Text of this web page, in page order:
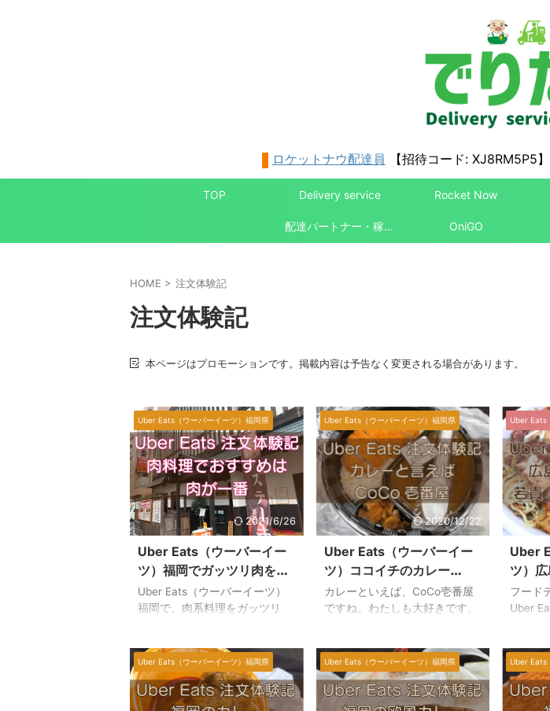
ロケットナウ配達員 【招待コード: XJ8RM5P5
TOP Delivery service Rocket Now
配達パートナー・稼ぎ方 OniGO
HOME > 注文体験記
注文体験記
本ページはプロモーションです。掲載内容は予告なく変更される場合があります。
Uber Eats（ウーバーイーツ）福岡県
2021/6/26
Uber Eats（ウーバーイー
ツ）福岡でガッツリ肉を食
べるなら【肉が一番】がお
すすめ！
Uber Eats（ウーバーイーツ）
福岡で、肉系料理をガッツリ
『肉が一番』が一番おすすめで
す。 満足したので、何度もリピ
ート注文したうえに、お店に直
接食べにも行ったくらいですよ
Uber Eats（ウーバーイーツ）福岡県
2020/12/22
Uber Eats（ウーバーイー
ツ）ココイチのカレー
【CoCo壱番屋・注文体験
記】
カレーといえば、CoCo壱番屋
ですね。わたしも大好きです。
めます。ご存知でしたでしょう
か。 辛さは選べる？メニューの
種類は？などなど、気になるポ
イントを調査すべく、実際に
Uber Eats
Uber
ツ）
み焼き
なク
フード
Uber
まりま
み焼き
Uber
の注文
Uber Eats（ウーバーイーツ）福岡県 Uber Eats（ウーバーイーツ）福岡県 Uber Eats